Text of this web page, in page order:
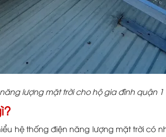
lượng mặt trời cho hộ gia đình quận 1
hệ thống điện năng lượng mặt trời có